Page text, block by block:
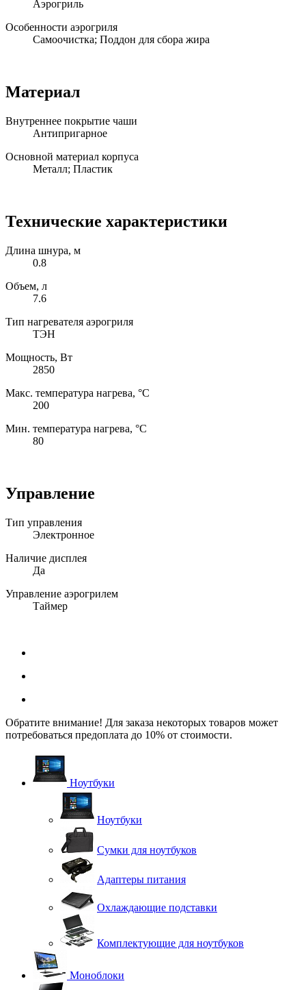
Аэрогриль
Особенности аэрогриля
Самоочистка; Поддон для сбора жира
Материал
Внутреннее покрытие чаши
Антипригарное
Основной материал корпуса
Металл; Пластик
Технические характеристики
Длина шнура, м
0.8
Объем, л
7.6
Тип нагревателя аэрогриля
ТЭН
Мощность, Вт
2850
Макс. температура нагрева, °С
200
Мин. температура нагрева, °С
80
Управление
Тип управления
Электронное
Наличие дисплея
Да
Управление аэрогрилем
Таймер
Обратите внимание! Для заказа некоторых товаров может
потребоваться предоплата до 10% от стоимости.
Ноутбуки
Ноутбуки
Сумки для ноутбуков
Адаптеры питания
Охлаждающие подставки
Комплектующие для ноутбуков
Моноблоки